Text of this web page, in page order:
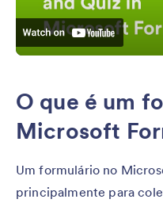
O que é um
Microsoft
Um formulário no
principalmente para